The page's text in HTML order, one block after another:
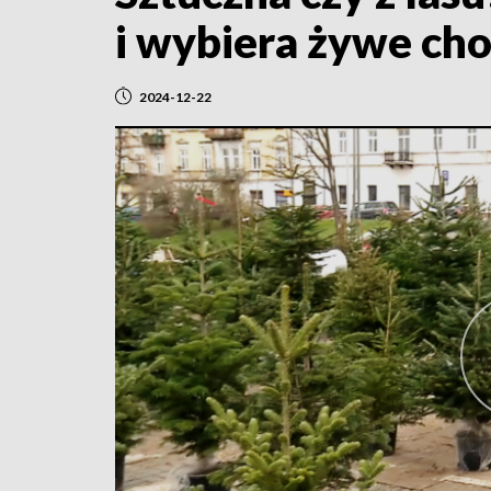
i wybiera żywe
2024-12-22